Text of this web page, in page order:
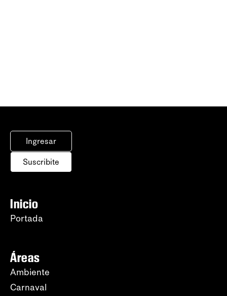
Ingresar
Suscribite
Inicio
Portada
Áreas
Ambiente
Carnaval